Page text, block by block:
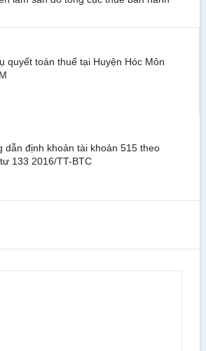
quyết toán thuế tại Huyện Hóc Môn
dẫn định khoản tài khoản 515 theo
133 2016/TT-BTC